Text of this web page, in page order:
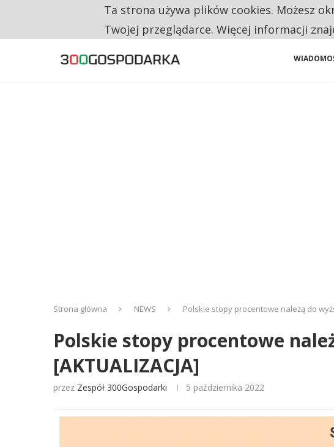
NA JEDEN WAKAT PRZYPADAJĄ 62 ZGŁOSZENIA. WIELU
Strona główna NEWS Polskie stopy procentowe należą do
Polskie stopy procentowe
[AKTUALIZACJA]
przez Zespół 300Gospodarki 5 października 2022
Ta strona używa plików cookies. Możesz
Twojej przeglądarce. Więcej informacji